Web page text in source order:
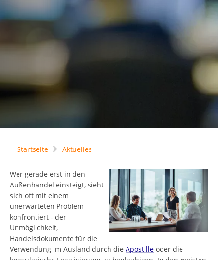
Startseite Aktuelles
Wer gerade erst in den
Außenhandel einsteigt, sieht
sich oft mit einem
unerwarteten Problem
konfrontiert - der
Unmöglichkeit,
Handelsdokumente für die
Verwendung im Ausland durch die Apostille oder die